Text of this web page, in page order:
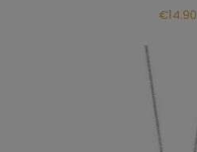
€14.90